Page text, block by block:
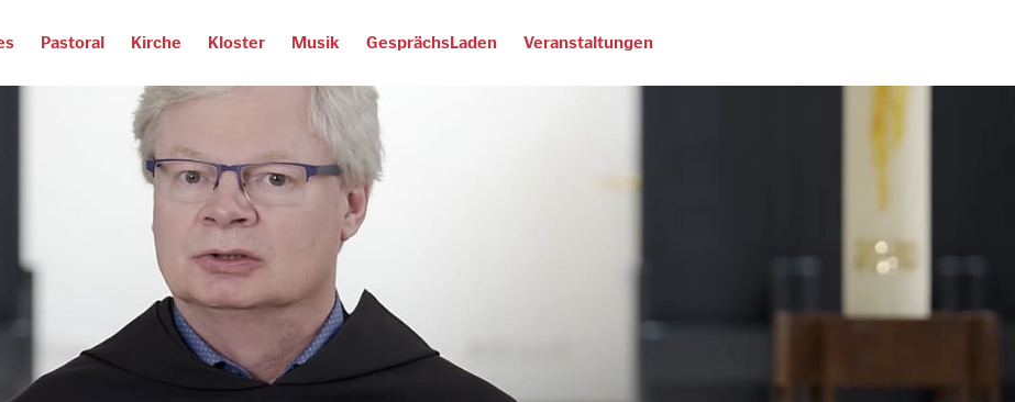
Pastoral Kirche Kloster Musik GesprächsLaden Veranstaltungen